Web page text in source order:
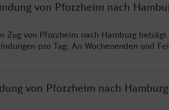
von Pforzheim nach
Zug von Pforzheim nach Hamburg beträgt
pro Tag. An Wochenenden und
von Pforzheim nach